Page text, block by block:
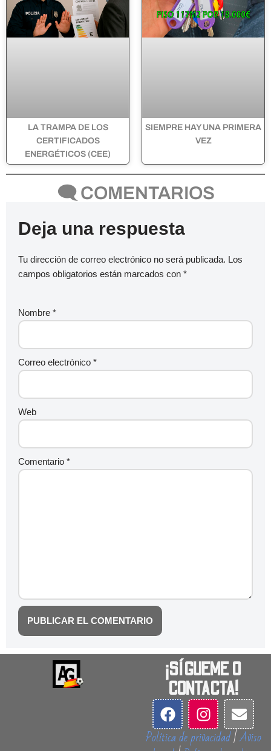
LA TRAMPA DE LOS
CERTIFICADOS
ENERGÉTICOS (CEE)
SIEMPRE HAY UNA PRIMERA
VEZ
🗨 COMENTARIOS
Deja una respuesta
Tu dirección de correo electrónico no será publicada. Los
campos obligatorios están marcados con *
Nombre *
Correo electrónico *
Web
Comentario *
¡SÍGUEME O
CONTACTA!
Política de privacidad|Aviso